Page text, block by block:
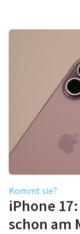
Kommt sie?
iPhone
schon am